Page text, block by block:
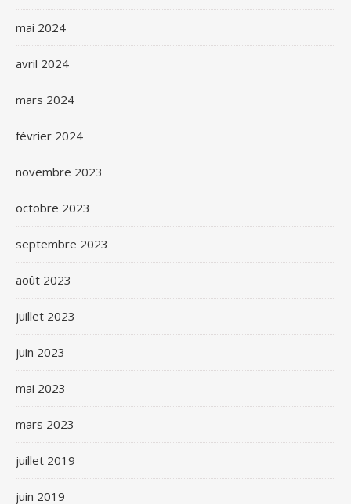
mai 2024
avril 2024
mars 2024
février 2024
novembre 2023
octobre 2023
septembre 2023
août 2023
juillet 2023
juin 2023
mai 2023
mars 2023
juillet 2019
juin 2019